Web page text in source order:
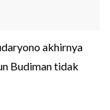
akhirnya
Budiman tidak